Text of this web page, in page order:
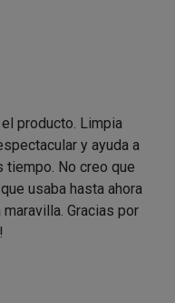
producto. Limpia
y ayuda a
tiempo. No creo que
usaba hasta ahora
Gracias por